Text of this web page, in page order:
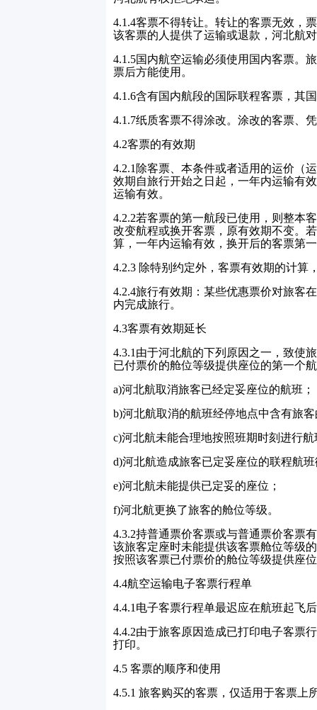
4.1.4客票不得转让。转让的客票无效，
该客票的人提供了运输或退款，河北航
4.1.5国内航空运输必须使用国内客票。
票后方能使用。
4.1.6含有国内航段的国际联程客票，其
4.1.7纸质客票不得涂改。涂改的客票、
4.2客票的有效期
4.2.1 除客票、本条件或者适用的运价（
效期自旅行开始之日起，一年内运输有
运输有效。
4.2.2若客票的第一航段已使用，则整本
改变航程或换开客票，原有效期不变。
算，一年内运输有效，换开后的客票第
4.2.3 除特别约定外，客票有效期的计算
4.2.4旅行有效期：某些优惠票价对旅客
内完成旅行。
4.3客票有效期延长
4.3.1 由于河北航的下列原因之一，致使
已付票价的舱位等级提供座位的第一个
a)河北航取消旅客已经定妥座位的航班；
b)河北航取消的航班经停地点中含有旅
c)河北航未能合理地按照班期时刻进行航
d)河北航造成旅客已定妥座位的联程航
e)河北航未能提供已定妥的座位；
f)河北航更换了旅客的舱位等级。
4.3.2持普通票价客票或与普通票价客票
该旅客定座时未能提供该客票舱位等级
按照该客票已付票价的舱位等级提供座
4.4航空运输电子客票行程单
4.4.1 电子客票行程单最迟应在航班起飞后
4.4.2由于旅客原因造成已打印电子客票
打印。
4.5 客票的顺序和使用
4.5.1 旅客购买的客票，仅适用于客票上